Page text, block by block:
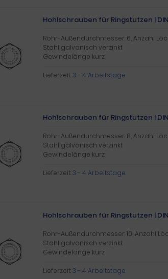
Hohlschrauben für Ringstutzen | DIN
Rohr-Außendurchmesser: 6, Anzahl
Stahl galvanisch verzinkt
Gewindelänge kurz
Lieferzeit:3 - 4 Arbeitstage
Hohlschrauben für Ringstutzen | DIN
Rohr-Außendurchmesser: 8, Anzahl
Stahl galvanisch verzinkt
Gewindelänge kurz
Lieferzeit:3 - 4 Arbeitstage
Hohlschrauben für Ringstutzen | DIN
Rohr-Außendurchmesser: 10, Anzahl
Stahl galvanisch verzinkt
Gewindelänge kurz
Lieferzeit:3 - 4 Arbeitstage